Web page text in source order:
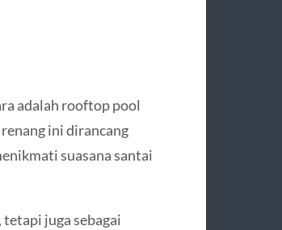
adalah rooftop pool
ini dirancang
suasana santai
juga sebagai